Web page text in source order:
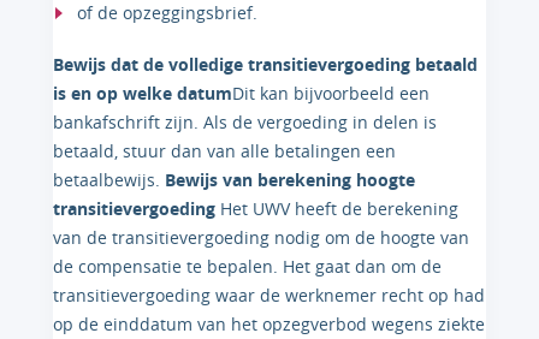
of de opzeggingsbrief.
Bewijs dat de volledige transitievergoeding betaald
is en op welke datumDit kan bijvoorbeeld een
bankafschrift zijn. Als de vergoeding in delen is
betaald, stuur dan van alle betalingen een
betaalbewijs. Bewijs van berekening hoogte
transitievergoeding Het UWV heeft de berekening
van de transitievergoeding nodig om de hoogte van
de compensatie te bepalen. Het gaat dan om de
transitievergoeding waar de werknemer recht op had
op de einddatum van het opzegverbod wegens ziekte.